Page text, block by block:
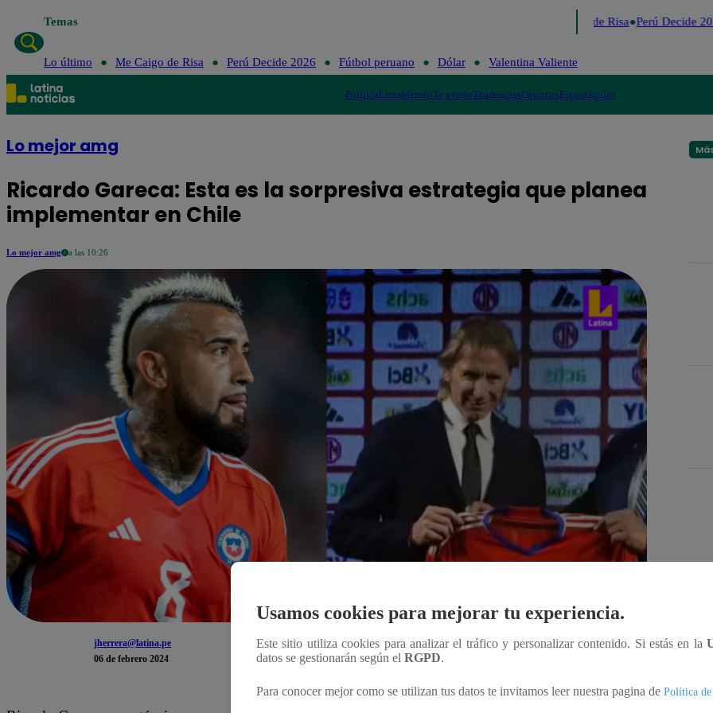
Temas Me Caigo de Risa Perú Decide
Lo último Me Caigo de Risa Perú Decide 2026 Fútbol peruano Dólar Valentina Valiente
PolíticaLimaMundoTe ayudoTendenciasDeportesEspectáculos
Lo mejor amg
Ricardo Gareca: Esta es la sorpresiva estrategia que planea
implementar en Chile
Lo mejor amg a las 10:26
jherrera@latina.pe
06 de febrero 2024
Compartir
Usamos cookies para mejorar tu experiencia.
Este sitio utiliza cookies para analizar el tráfico y personalizar contenido. Si estás en la
datos se gestionarán según el RGPD.
Para conocer mejor como se utilizan tus datos te invitamos leer nuestra pagina de Política